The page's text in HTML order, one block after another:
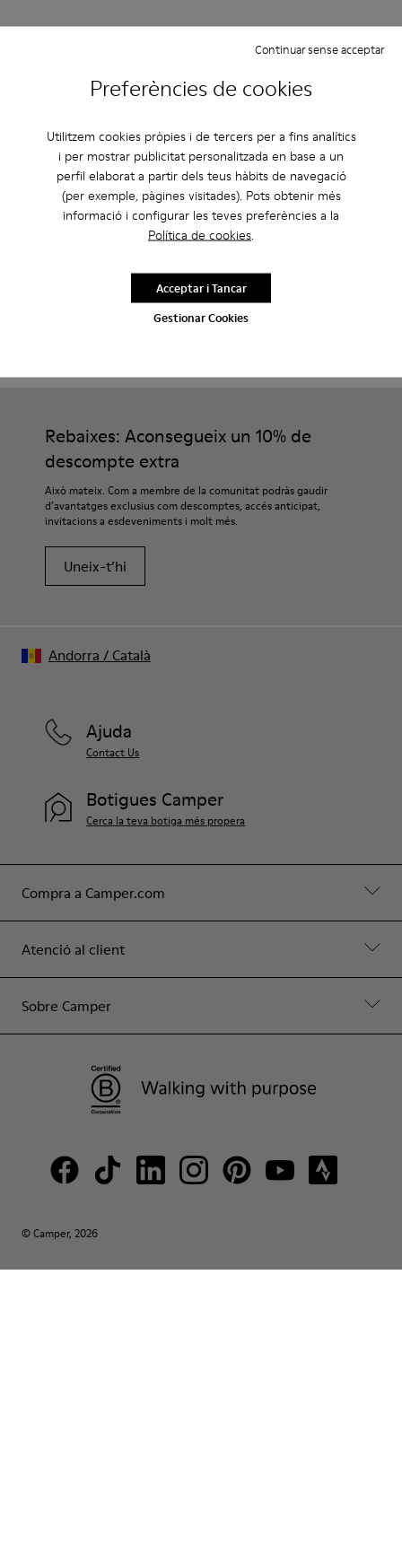
Preferències de cookies
Utilitzem cookies pròpies i de tercers per a fins analítics
i per mostrar publicitat personalitzada en base a un
perfil elaborat a partir dels teus hàbits de navegació
(per exemple, pàgines visitades). Pots obtenir més
informació i configurar les teves preferències a la
Política de cookies.
Gestionar Cookies
Continuar sense acceptar
Acceptar i Tancar
Amb cordons
Mocassins Clogs
Sandàlies
Sabates informals
Bambes
Sabatilles
Sabates formals
Plataforma/Tascó
Sabates de taló
Rebaixes: Aconsegueix un 10% de
descompte extra
Això mateix. Com a membre de la comunitat podràs gaudir
d’avantatges exclusius com descomptes, accés anticipat,
invitacions a esdeveniments i molt més.
Uneix-t’hi
Compra a Camper.com
Atenció al client
Sobre Camper
Ajuda
Contact Us
Botigues Camper
Cerca la teva botiga més propera
© Camper, 2026
Andorra / Català